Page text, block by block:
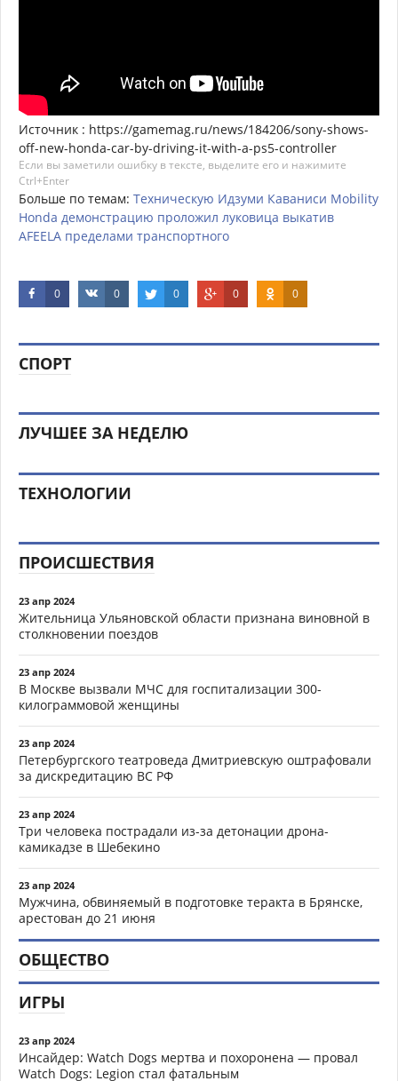
Источник : https://gamemag.ru/news/184206/sony-shows-
off-new-honda-car-by-driving-it-with-a-ps5-controller
Если вы заметили ошибку в тексте, выделите его и нажимите
Ctrl+Enter
Больше по темам: Техническую Идзуми Каваниси Mobility
Honda демонстрацию проложил луковица выкатив
AFEELA пределами транспортного
0 0 0 0 0
СПОРТ
ЛУЧШЕЕ ЗА НЕДЕЛЮ
ТЕХНОЛОГИИ
ПРОИСШЕСТВИЯ
23 апр 2024
Жительница Ульяновской области признана виновной в
столкновении поездов
23 апр 2024
В Москве вызвали МЧС для госпитализации 300-
килограммовой женщины
23 апр 2024
Петербургского театроведа Дмитриевскую оштрафовали
за дискредитацию ВС РФ
23 апр 2024
Три человека пострадали из-за детонации дрона-
камикадзе в Шебекино
23 апр 2024
Мужчина, обвиняемый в подготовке теракта в Брянске,
арестован до 21 июня
ОБЩЕСТВО
ИГРЫ
23 апр 2024
Инсайдер: Watch Dogs мертва и похоронена — провал
Watch Dogs: Legion стал фатальным